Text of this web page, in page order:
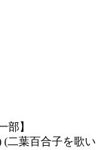
部】
(二葉百合子を歌い